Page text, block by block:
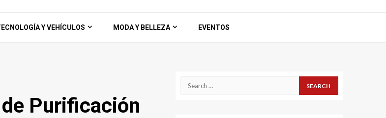
Y VEHÍCULOS MODA Y BELLEZA EVENTOS
Purificación
Search